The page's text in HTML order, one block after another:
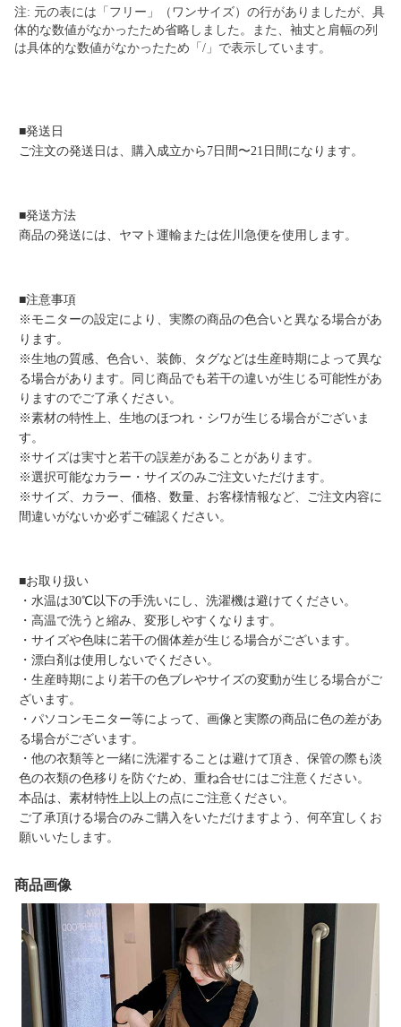
注: 元の表には「フリー」（ワンサイズ）の行がありましたが、具
体的な数値がなかったため省略しました。また、袖丈と肩幅の列
は具体的な数値がなかったため「/」で表示しています。
■発送日
ご注文の発送日は、購入成立から7日間〜21日間になります。
■発送方法
商品の発送には、ヤマト運輸または佐川急便を使用します。
■注意事項
※モニターの設定により、実際の商品の色合いと異なる場合があ
ります。
※生地の質感、色合い、装飾、タグなどは生産時期によって異な
る場合があります。同じ商品でも若干の違いが生じる可能性があ
りますのでご了承ください。
※素材の特性上、生地のほつれ・シワが生じる場合がございま
す。
※サイズは実寸と若干の誤差があることがあります。
※選択可能なカラー・サイズのみご注文いただけます。
※サイズ、カラー、価格、数量、お客様情報など、ご注文内容に
間違いがないか必ずご確認ください。
■お取り扱い
・水温は30℃以下の手洗いにし、洗濯機は避けてください。
・高温で洗うと縮み、変形しやすくなります。
・サイズや色味に若干の個体差が生じる場合がございます。
・漂白剤は使用しないでください。
・生産時期により若干の色ブレやサイズの変動が生じる場合がご
ざいます。
・パソコンモニター等によって、画像と実際の商品に色の差があ
る場合がございます。
・他の衣類等と一緒に洗濯することは避けて頂き、保管の際も淡
色の衣類の色移りを防ぐため、重ね合せにはご注意ください。
本品は、素材特性上以上の点にご注意ください。
ご了承頂ける場合のみご購入をいただけますよう、何卒宜しくお
願いいたします。
商品画像